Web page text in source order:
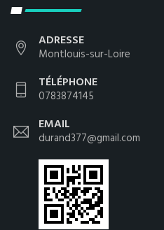
ADRESSE
Montlouis-sur-Loire
TÉLÉPHONE
0783874145
EMAIL
durand377@gmail.com